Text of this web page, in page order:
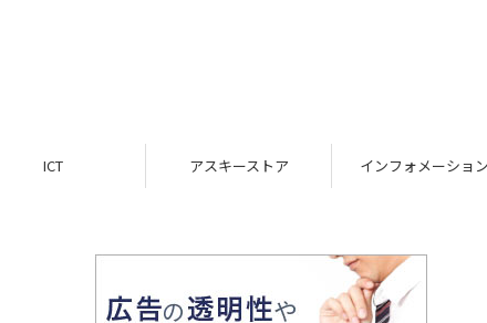
アスキーストア インフォメーション